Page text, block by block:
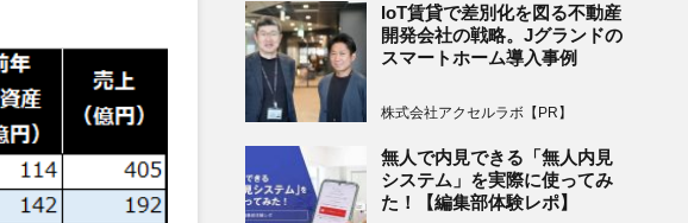
IoT賃貸で差別化を図る不動産
開発会社の戦略。Jグランドの
スマートホーム導入事例
株式会社アクセルラボ【PR】
無人で内見できる「無人内見
システム」を実際に使ってみ
た！【編集部体験レポ】